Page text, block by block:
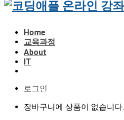
Home
교육과정
About
IT
로그인
장바구니에 상품이 없습니다.